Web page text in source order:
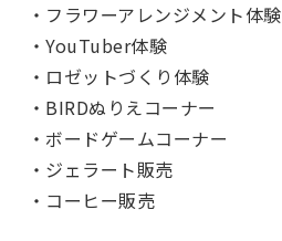
・フラワーアレンジメント体験
・YouTuber体験
・ロゼットづくり体験
・BIRDぬりえコーナー
・ボードゲームコーナー
・ジェラート販売
・コーヒー販売